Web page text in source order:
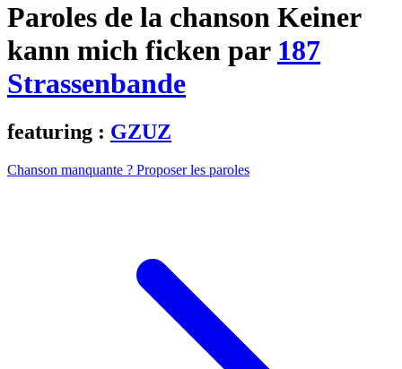
Paroles de la chanson Keiner
kann mich ficken par 187
Strassenbande
featuring : GZUZ
Chanson manquante ? Proposer les paroles